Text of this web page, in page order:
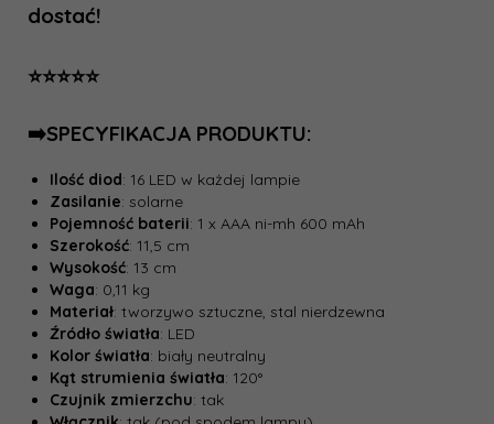
dostać!
⭐⭐⭐⭐⭐
➡️SPECYFIKACJA PRODUKTU:
Ilość diod: 16 LED w każdej lampie
Zasilanie: solarne
Pojemność baterii: 1 x AAA ni-mh 600 mAh
Szerokość: 11,5 cm
Wysokość: 13 cm
Waga: 0,11 kg
Materiał: tworzywo sztuczne, stal nierdzewna
Źródło światła: LED
Kolor światła: biały neutralny
Kąt strumienia światła: 120°
Czujnik zmierzchu: tak